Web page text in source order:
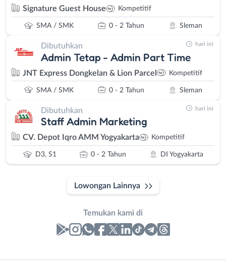
Signature Guest House Kompetitif
SMA / SMK 0 - 2 Tahun Sleman
Dibutuhkan
Admin Tetap - Admin Part Time
JNT Express Dongkelan & Lion Parcel Kompetitif
SMA / SMK 0 - 2 Tahun Sleman
hari ini
Dibutuhkan
Staff Admin Marketing
CV. Depot Iqro AMM Yogyakarta Kompetitif
D3, S1 0 - 2 Tahun DI Yogyakarta
hari ini
Lowongan Lainnya
Temukan kami di